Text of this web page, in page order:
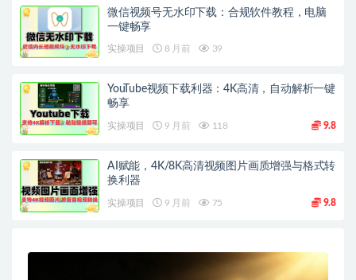
微信视频号无水印下载：合规软件教程，电脑
一键畅享
实操项目 8 月前 39
YouTube视频下载利器：4K高清，自动解析一键
畅享
实操项目 9 月前 118 9.8
AI赋能，4K/8K高清视频图片画质增强与格式转
换利器
实操项目 9 月前 75 9.8